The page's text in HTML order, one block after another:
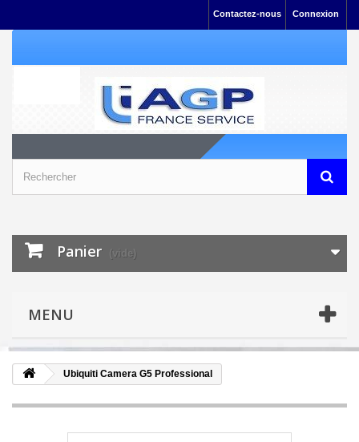
Connexion
Contactez-nous
Panier (vide)
MENU
Ubiquiti Camera G5 Professional